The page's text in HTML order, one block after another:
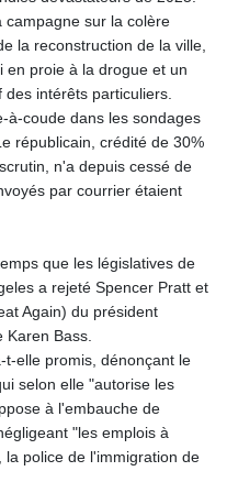
campagne sur la colère
la reconstruction de la ville,
en proie à la drogue et un
intérêts particuliers.
à-coude dans les sondages
républicain, crédité de 30%
n'a depuis cessé de
par courrier étaient
que les législatives de
a rejeté Spencer Pratt et
Again) du président
Bass.
elle promis, dénonçant le
selon elle "autorise les
à l'embauche de
"les emplois à
la police de l'immigration de